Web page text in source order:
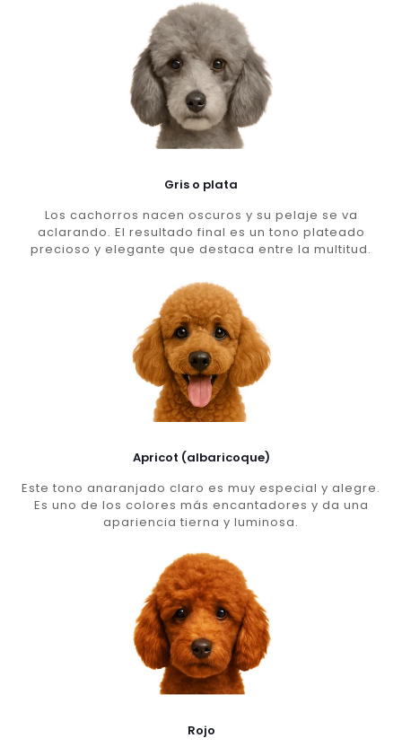
Gris o plata
Los cachorros nacen oscuros y su pelaje se va
aclarando. El resultado final es un tono plateado
precioso y elegante que destaca entre la multitud.
Apricot (albaricoque)
Este tono anaranjado claro es muy especial y alegre.
Es uno de los colores más encantadores y da una
apariencia tierna y luminosa.
Rojo